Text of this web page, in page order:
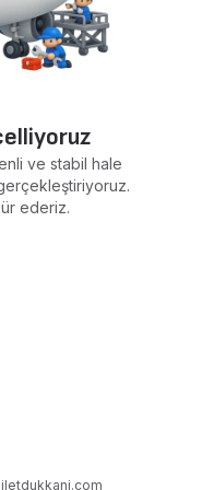
ve stabil hale
ederiz.